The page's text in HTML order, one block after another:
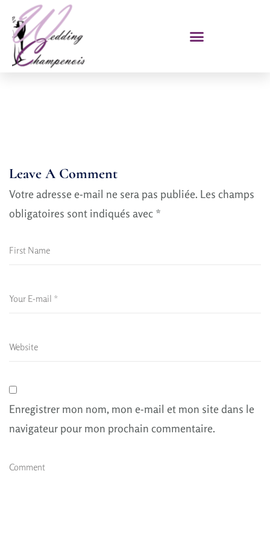
Leave A Comment
Votre adresse e-mail ne sera pas publiée. Les champs
obligatoires sont indiqués avec *
Enregistrer mon nom, mon e-mail et mon site dans le
navigateur pour mon prochain commentaire.